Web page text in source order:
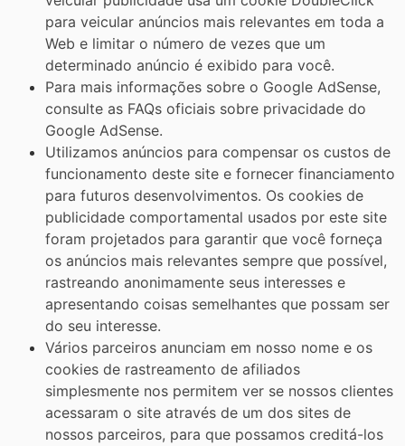
para veicular anúncios mais relevantes em toda a
Web e limitar o número de vezes que um
determinado anúncio é exibido para você.
Para mais informações sobre o Google AdSense,
consulte as FAQs oficiais sobre privacidade do
Google AdSense.
Utilizamos anúncios para compensar os custos de
funcionamento deste site e fornecer financiamento
para futuros desenvolvimentos. Os cookies de
publicidade comportamental usados ​​por este site
foram projetados para garantir que você forneça
os anúncios mais relevantes sempre que possível,
rastreando anonimamente seus interesses e
apresentando coisas semelhantes que possam ser
do seu interesse.
Vários parceiros anunciam em nosso nome e os
cookies de rastreamento de afiliados
simplesmente nos permitem ver se nossos clientes
acessaram o site através de um dos sites de
nossos parceiros, para que possamos creditá-los